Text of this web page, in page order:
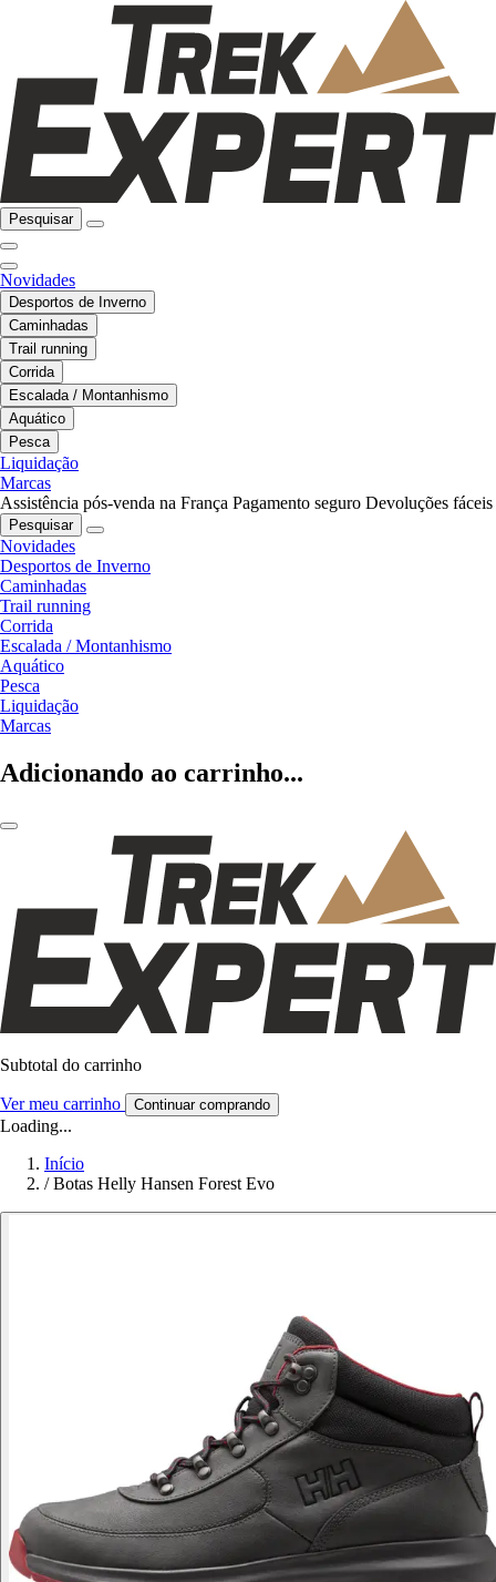
Pesquisar
Novidades
Desportos de Inverno
Caminhadas
Trail running
Corrida
Escalada / Montanhismo
Aquático
Pesca
Liquidação
Marcas
Assistência pós-venda na França Pagamento seguro Devoluções fáceis
Pesquisar
Novidades
Desportos de Inverno
Caminhadas
Trail running
Corrida
Escalada / Montanhismo
Aquático
Pesca
Liquidação
Marcas
Adicionando ao carrinho...
Subtotal do carrinho
Ver meu carrinho Continuar comprando
Loading...
Início
/ Botas Helly Hansen Forest Evo